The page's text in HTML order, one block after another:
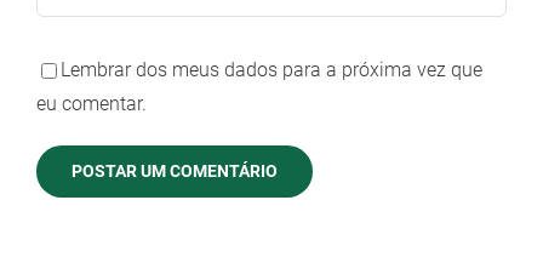
Lembrar dos meus dados para a próxima vez que
eu comentar.